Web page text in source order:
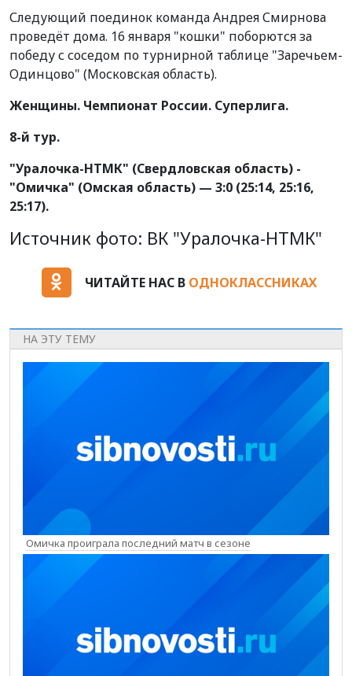
Следующий поединок команда Андрея Смирнова
проведёт дома. 16 января "кошки" поборются за
победу с соседом по турнирной таблице "Заречьем-
Одинцово" (Московская область).
Женщины. Чемпионат России. Суперлига.
8-й тур.
"Уралочка-НТМК" (Свердловская область) -
"Омичка" (Омская область) — 3:0 (25:14, 25:16,
25:17).
Источник фото: ВК "Уралочка-НТМК"
ЧИТАЙТЕ НАС В ОДНОКЛАССНИКАХ
НА ЭТУ ТЕМУ
Омичка проиграла последний матч в сезоне